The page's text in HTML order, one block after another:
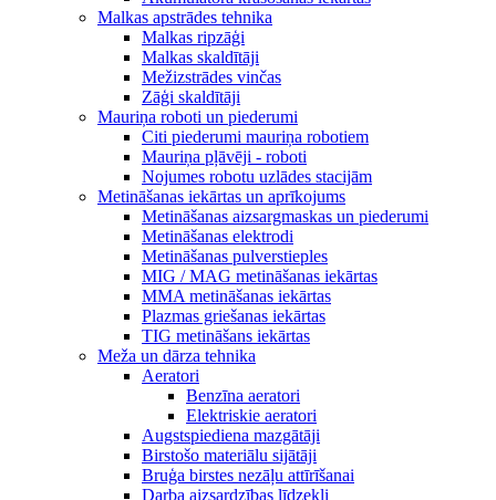
Malkas apstrādes tehnika
Malkas ripzāģi
Malkas skaldītāji
Mežizstrādes vinčas
Zāģi skaldītāji
Mauriņa roboti un piederumi
Citi piederumi mauriņa robotiem
Mauriņa pļāvēji - roboti
Nojumes robotu uzlādes stacijām
Metināšanas iekārtas un aprīkojums
Metināšanas aizsargmaskas un piederumi
Metināšanas elektrodi
Metināšanas pulverstieples
MIG / MAG metināšanas iekārtas
MMA metināšanas iekārtas
Plazmas griešanas iekārtas
TIG metināšans iekārtas
Meža un dārza tehnika
Aeratori
Benzīna aeratori
Elektriskie aeratori
Augstspiediena mazgātāji
Birstošo materiālu sijātāji
Bruģa birstes nezāļu attīrīšanai
Darba aizsardzības līdzekļi